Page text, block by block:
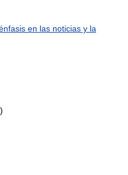
en las noticias y la